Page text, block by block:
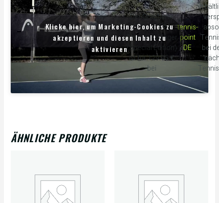
Der Graphene
XT Speed Pro
Tennissschläger
(Special Edition)
ist für 129.95 €
bei
tennis-
point
DE
bei
Klicke hier, um Marketing-Cookies zu
akzeptieren und diesen Inhalt zu
aktivieren
ÄHNLICHE PRODUKTE